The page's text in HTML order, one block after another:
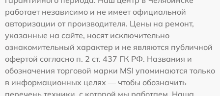
работает независимо и не имеет официальной
авторизации от производителя. Цены на ремонт,
указанные на сайте, носят исключительно
ознакомительный характер и не являются публичной
офертой согласно п. 2 ст. 437 ГК РФ. Названия и
обозначения торговой марки MSI упоминаются только
в информационных целях — чтобы обозначить
перечень техники, с которой мы работаем. Наша